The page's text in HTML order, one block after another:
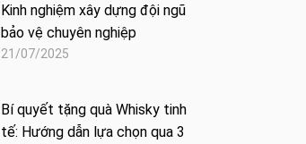
Kinh nghiệm xây dựng đội ngũ
bảo vệ chuyên nghiệp
21/07/2025
Bí quyết tặng quà Whisky tinh
tế: Hướng dẫn lựa chọn qua 3